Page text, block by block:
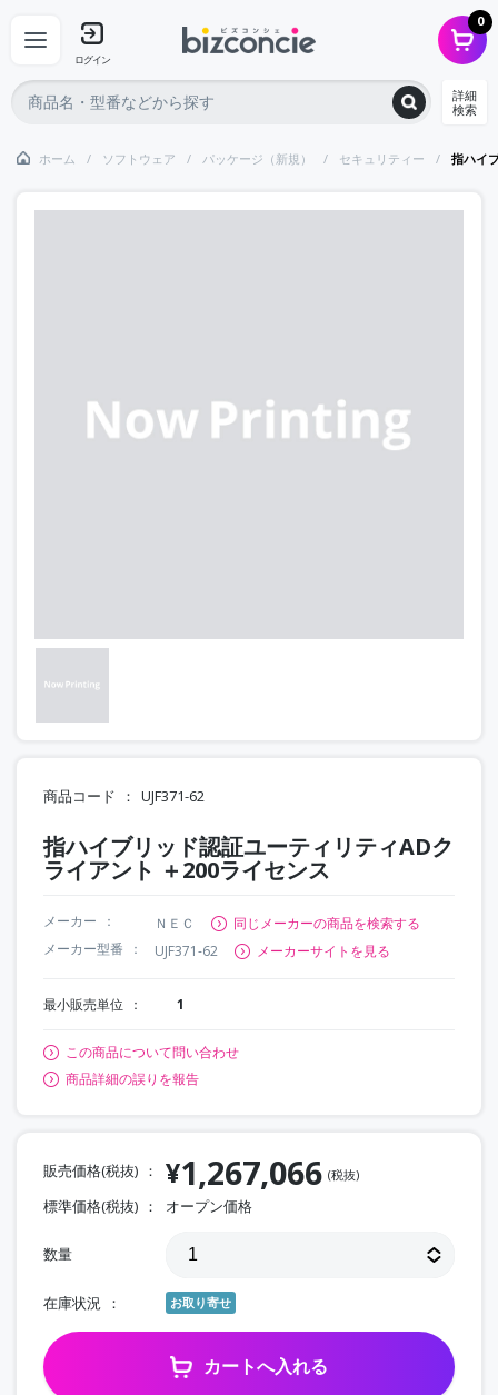
ログイン
0
詳細
検索
ホーム ソフトウェア パッケージ（新規） セキュリティー 指ハイ
商品コード UJF371-62
指ハイブリッド認証ユーティリティADク
ライアント ＋200ライセンス
メーカー ＮＥＣ
同じメーカーの商品を検索する
メーカー型番
UJF371-62 メーカーサイトを見る
最小販売単位 1
この商品について問い合わせ
商品詳細の誤りを報告
販売価格(税抜) ¥1,267,066 (税抜)
標準価格(税抜) オープン価格
数量
在庫状況 お取り寄せ
カートへ入れる